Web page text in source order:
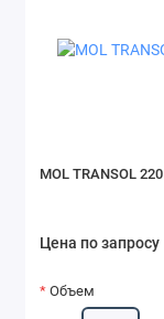
MOL TRANSOL 220
Цена по запросу
Объем